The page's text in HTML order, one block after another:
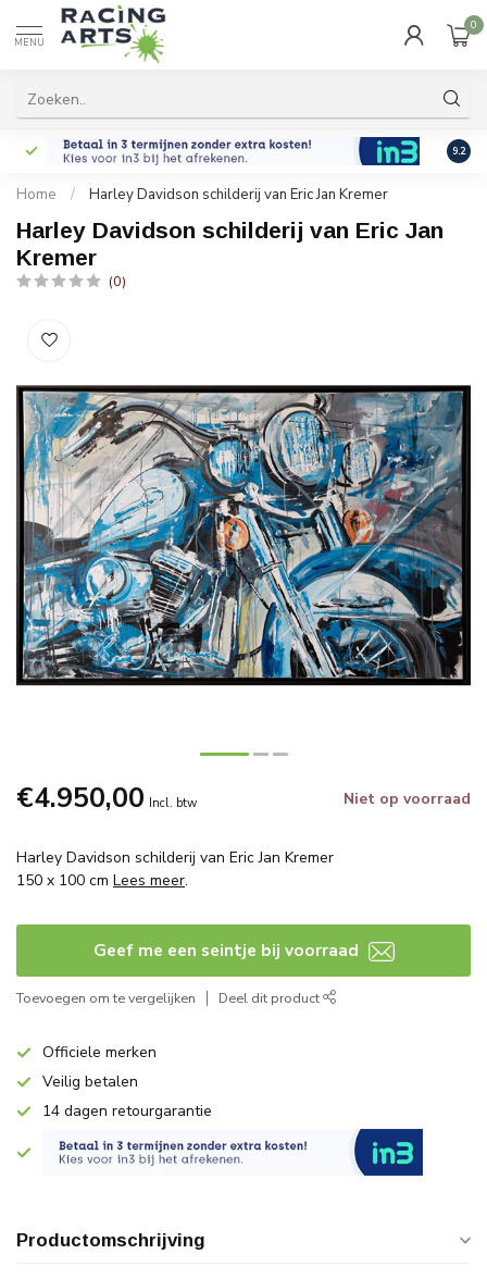
MENU
0
9.2
Home / Harley Davidson schilderij van Eric Jan Kremer
Harley Davidson schilderij van Eric Jan
Kremer
(0)
€4.950,00 Incl. btw Niet op voorraad
Harley Davidson schilderij van Eric Jan Kremer
150 x 100 cm Lees meer.
Geef me een seintje bij voorraad
Toevoegen om te vergelijken Deel dit product
Officiele merken
Veilig betalen
14 dagen retourgarantie
Productomschrijving